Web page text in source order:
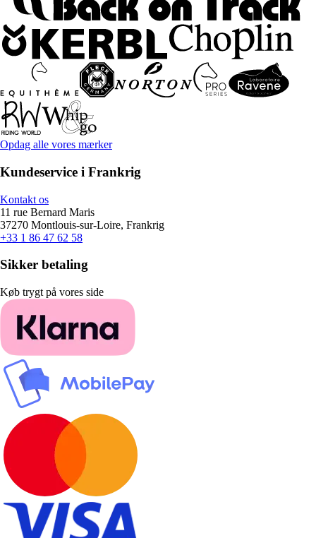
Opdag alle vores mærker
Kundeservice i Frankrig
Kontakt os
11 rue Bernard Maris
37270 Montlouis-sur-Loire, Frankrig
+33 1 86 47 62 58
Sikker betaling
Køb trygt på vores side